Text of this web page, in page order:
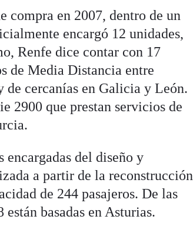
compra en 2007, dentro de un
encargó 12 unidades,
Renfe dice contar con 17
de Media Distancia entre
de cercanías en Galicia y León.
2900 que prestan servicios de
del diseño y
a partir de la reconstrucción
de 244 pasajeros. De las
basadas en Asturias.